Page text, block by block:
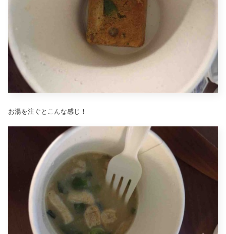
お湯を注ぐとこんな感じ！